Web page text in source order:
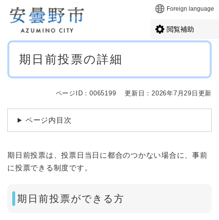
メニューを飛ばして本文へ Foreign language
閲覧補助
本
期日前投票の詳細
ページID：0065199 更新日：2026年7月29日更新
ページ内目次
期日前投票は、投票日当日に都合のつかない場合に、事前
に投票できる制度です。
期日前投票ができる方